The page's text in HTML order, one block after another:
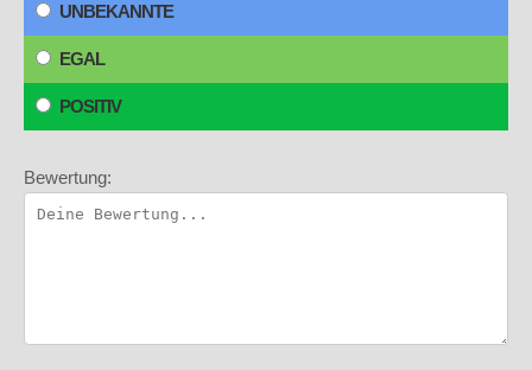
UNBEKANNTE
EGAL
POSITIV
Bewertung: